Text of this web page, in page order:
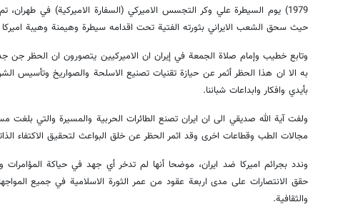
1979) يوم السيطرة علي وكر التجسس الاميركي (السفارة الاميركية) في طهران،
حيث سحق الشعب الايراني بثورته الفتية تحت اقدامه سيطرة وهيمنة وهيبة اميركا
وتابع خطيب وإمام صلاة الجمعة في إيران ان الاميركيين يتصورون ان الحظر جن
به الا ان هذا الحظر أثمر عن حيازة تقنيات تصنيع الاسلحة والصواريخ وتأسيس
بأيدي وافكار وابداعات شباننا.
ولفت آية الله صديقي الى ان ايران تصنع الطائرات الحربية والمسيرة والتي
مجالات الطب وقطاعات اخرى وقد اثمر الحظر عن خلق البواعث لتحقيق الاكتفاء
وندد بجرائم اميركا ضد ايران، موضحا أنها لم تدخر أي جهد في حياكة المؤامرات
حقق الانتصارات على مدى اربعة عقود من عمر الثورة الاسلامية في جميع
والثقافية.